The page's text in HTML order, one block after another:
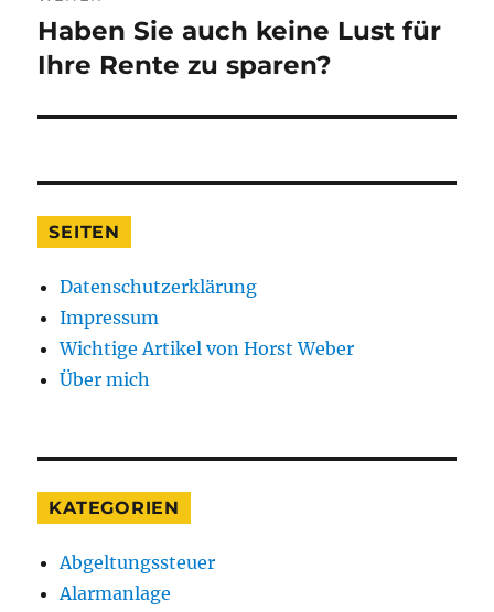
Nächster
Beitrag:
Haben Sie auch keine Lust für
Ihre Rente zu sparen?
SEITEN
Datenschutzerklärung
Impressum
Wichtige Artikel von Horst Weber
Über mich
KATEGORIEN
Abgeltungssteuer
Alarmanlage